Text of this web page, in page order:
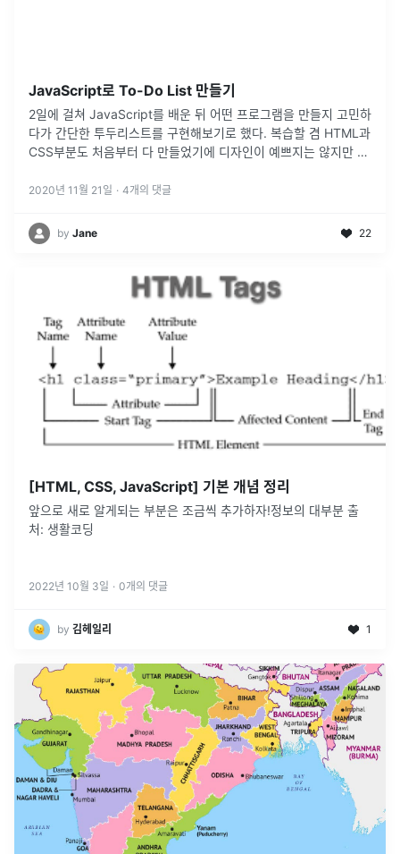
JavaScript로 To-Do List 만들기
2일에 걸쳐 JavaScript를 배운 뒤 어떤 프로그램을 만들지 고민하
다가 간단한 투두리스트를 구현해보기로 했다. 복습할 겸 HTML과
CSS부분도 처음부터 다 만들었기에 디자인이 예쁘지는 않지만 다
2020년 11월 21일 · 4개의 댓글
by Jane 22
[HTML, CSS, JavaScript] 기본 개념 정리
앞으로 새로 알게되는 부분은 조금씩 추가하자!정보의 대부분 출
처: 생활코딩
2022년 10월 3일 · 0개의 댓글
by 김헤일리 1